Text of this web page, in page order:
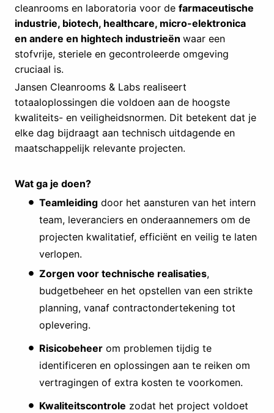
cleanrooms en laboratoria voor de farmaceutische
industrie, biotech, healthcare, micro-elektronica
en andere en hightech industrieën waar een
stofvrije, steriele en gecontroleerde omgeving
cruciaal is.
Jansen Cleanrooms & Labs realiseert
totaaloplossingen die voldoen aan de hoogste
kwaliteits- en veiligheidsnormen. Dit betekent dat je
elke dag bijdraagt aan technisch uitdagende en
maatschappelijk relevante projecten.
Wat ga je doen?
Teamleiding door het aansturen van het intern
team, leveranciers en onderaannemers om de
projecten kwalitatief, efficiënt en veilig te laten
verlopen.
Zorgen voor technische realisaties,
budgetbeheer en het opstellen van een strikte
planning, vanaf contractondertekening tot
oplevering.
Risicobeheer om problemen tijdig te
identificeren en oplossingen aan te reiken om
vertragingen of extra kosten te voorkomen.
Kwaliteitscontrole zodat het project voldoet